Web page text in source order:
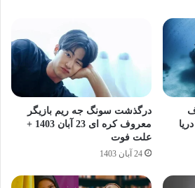
درگذشت سونگ جه ریم بازیگر
معروف کره ای 23 آبان 1403 +
علت فوت
24 آبان 1403